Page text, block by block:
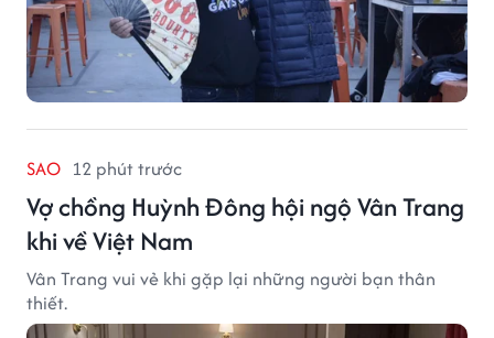
SAO 12 phút trước
Vợ chồng Huỳnh Đông hội ngộ Vân Trang
khi về Việt Nam
Vân Trang vui vẻ khi gặp lại những người bạn thân
thiết.